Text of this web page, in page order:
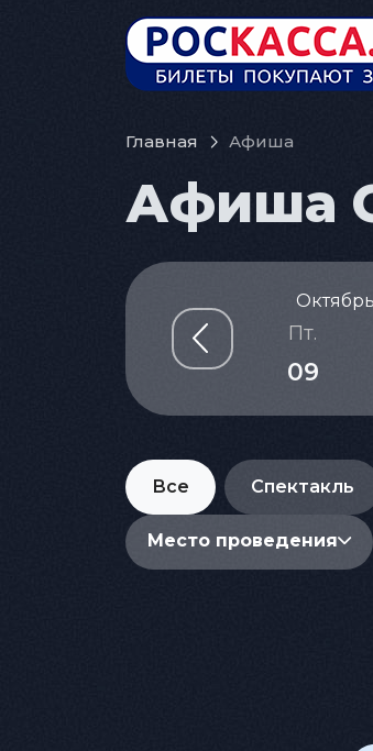
Главная Афиша
Афиша
Октябрь
Чт.
08
Пт.
09
Все Спектакль
Место проведения